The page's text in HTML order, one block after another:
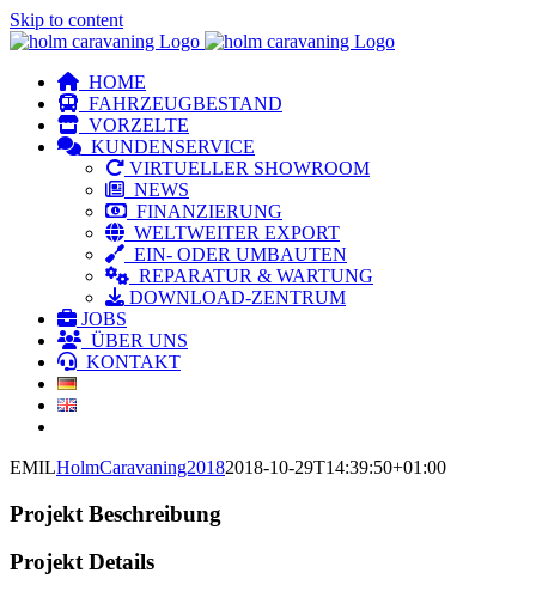
Skip to content
HOME
FAHRZEUGBESTAND
VORZELTE
KUNDENSERVICE
VIRTUELLER SHOWROOM
NEWS
FINANZIERUNG
WELTWEITER EXPORT
EIN- ODER UMBAUTEN
REPARATUR & WARTUNG
DOWNLOAD-ZENTRUM
JOBS
ÜBER UNS
KONTAKT
EMILHolmCaravaning20182018-10-29T14:39:50+01:00
Projekt Beschreibung
Projekt Details